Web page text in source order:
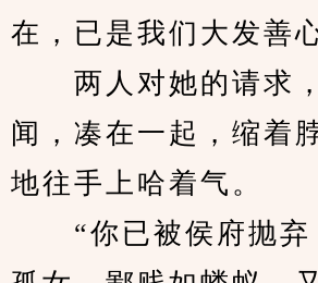
在，已是我们大发善
两人对她的请求，
闻，凑在一起，缩着
地往手上哈着气。
“你已被侯府抛弃